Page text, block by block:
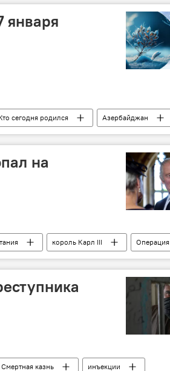
января
сегодня родился
Азербайджан
ООН
на
король Карл III
Операция
Смертная казнь инъекции